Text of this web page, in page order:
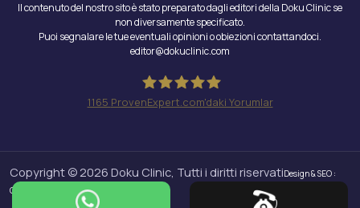
Il contenuto del nostro sito è stato preparato dagli editori della Doku Clinic se
non diversamente specificato.
Puoi segnalare le tue eventuali opinioni o obiezioni contattandoci.
editor@dokuclinic.com
1165 ProvenExpert.com'daki Yorumlar
Copyright © 2026 Doku Clinic, Tutti i diritti riservatiDesign & SEO :
Crabs Media